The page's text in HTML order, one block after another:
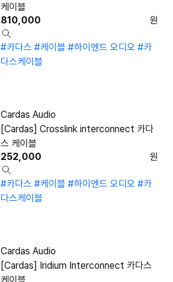
케이블
810,000
원
#카다스 #케이블 #하이엔드 오디오 #카
다스케이블
Cardas Audio
[Cardas] Crosslink interconnect 카다
스 케이블
252,000
원
#카다스 #케이블 #하이엔드 오디오 #카
다스케이블
Cardas Audio
[Cardas] Iridium Interconnect 카다스